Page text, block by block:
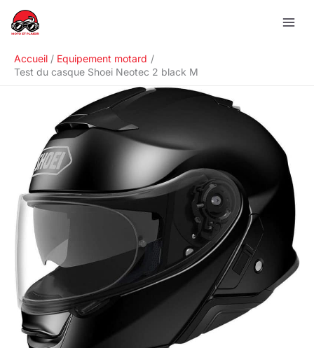
Accueil
Equipement motard
Test du casque Shoei Neotec 2 black M
R
e
h